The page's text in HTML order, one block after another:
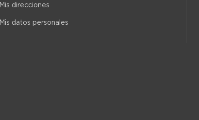
Mis direcciones
Mis datos personales